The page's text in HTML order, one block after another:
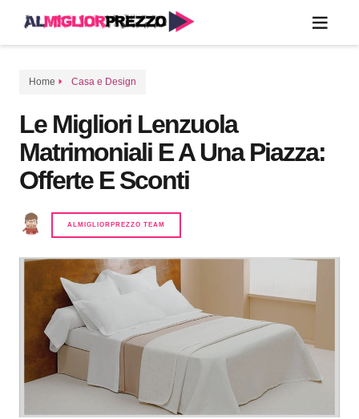
Home Casa e Design
Le Migliori Lenzuola
Matrimoniali E A Una Piazza:
Offerte E Sconti
ALMIGLIORPREZZO TEAM